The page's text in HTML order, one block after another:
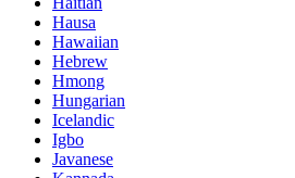
Hausa
Hawaiian
Hebrew
Hmong
Hungarian
Icelandic
Igbo
Javanese